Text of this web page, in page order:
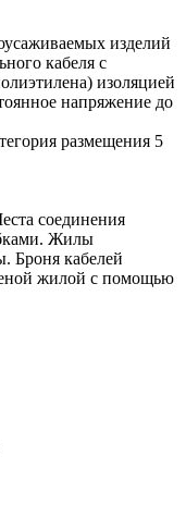
изделий
кабеля с
изоляцией
напряжение до
размещения 5
соединения
Жилы
Броня кабелей
жилой с помощью